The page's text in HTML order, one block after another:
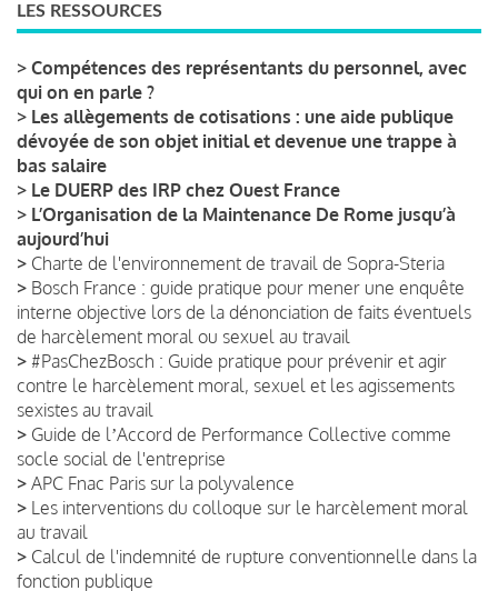
LES RESSOURCES
> Compétences des représentants du personnel, avec
qui on en parle ?
> Les allègements de cotisations : une aide publique
dévoyée de son objet initial et devenue une trappe à
bas salaire
> Le DUERP des IRP chez Ouest France
> L’Organisation de la Maintenance De Rome jusqu’à
aujourd’hui
> Charte de l'environnement de travail de Sopra-Steria
> Bosch France : guide pratique pour mener une enquête
interne objective lors de la dénonciation de faits éventuels
de harcèlement moral ou sexuel au travail
> #PasChezBosch : Guide pratique pour prévenir et agir
contre le harcèlement moral, sexuel et les agissements
sexistes au travail
> Guide de lʼAccord de Performance Collective comme
socle social de l'entreprise
> APC Fnac Paris sur la polyvalence
> Les interventions du colloque sur le harcèlement moral
au travail
> Calcul de l'indemnité de rupture conventionnelle dans la
fonction publique